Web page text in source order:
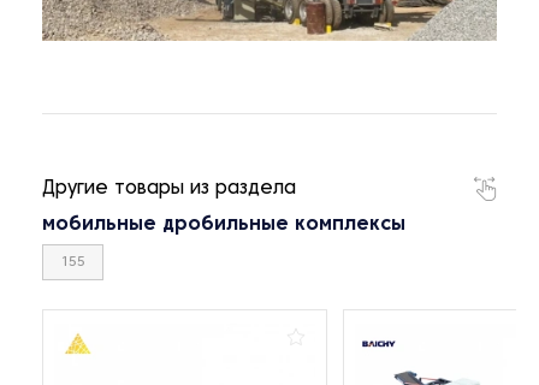
Другие товары из раздела
мобильные дробильные комплексы
155